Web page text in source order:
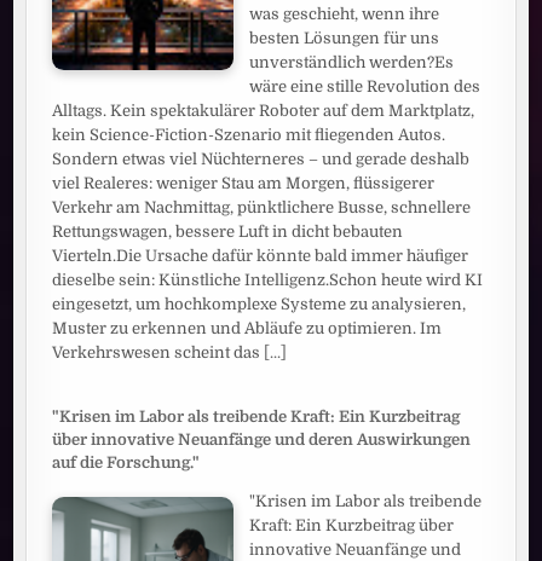
was geschieht, wenn ihre
besten Lösungen für uns
unverständlich werden?Es
wäre eine stille Revolution des
Alltags. Kein spektakulärer Roboter auf dem Marktplatz,
kein Science-Fiction-Szenario mit fliegenden Autos.
Sondern etwas viel Nüchterneres – und gerade deshalb
viel Realeres: weniger Stau am Morgen, flüssigerer
Verkehr am Nachmittag, pünktlichere Busse, schnellere
Rettungswagen, bessere Luft in dicht bebauten
Vierteln.Die Ursache dafür könnte bald immer häufiger
dieselbe sein: Künstliche Intelligenz.Schon heute wird KI
eingesetzt, um hochkomplexe Systeme zu analysieren,
Muster zu erkennen und Abläufe zu optimieren. Im
Verkehrswesen scheint das
[...]
"Krisen im Labor als treibende Kraft: Ein Kurzbeitrag
über innovative Neuanfänge und deren Auswirkungen
auf die Forschung."
"Krisen im Labor als treibende
Kraft: Ein Kurzbeitrag über
innovative Neuanfänge und